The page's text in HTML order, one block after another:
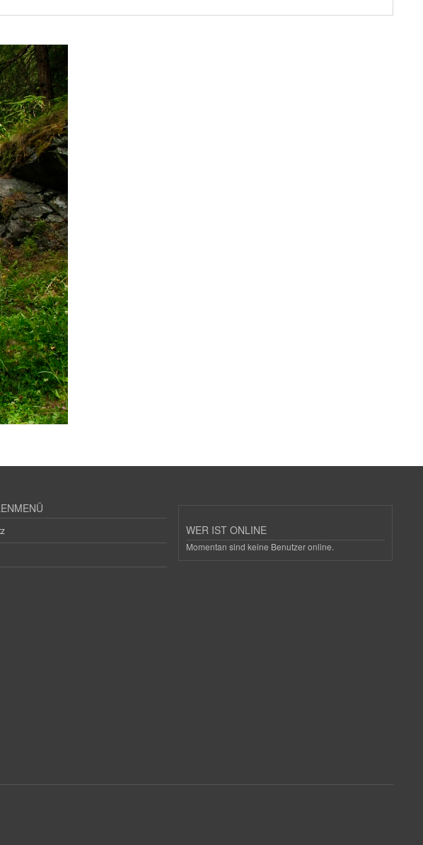
WER IST ONLINE
Momentan sind keine Benutzer online.